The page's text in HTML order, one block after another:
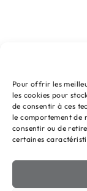
Pour offrir les
les cookies pour
de consentir à ces
le comportement de
consentir ou de
certaines